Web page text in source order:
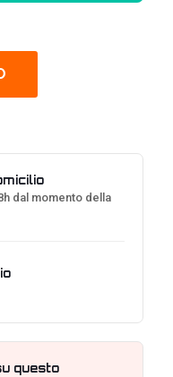
dal momento della
questo